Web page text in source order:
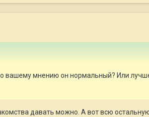
вашему мнению он нормальный? Или
давать можно. А вот всю